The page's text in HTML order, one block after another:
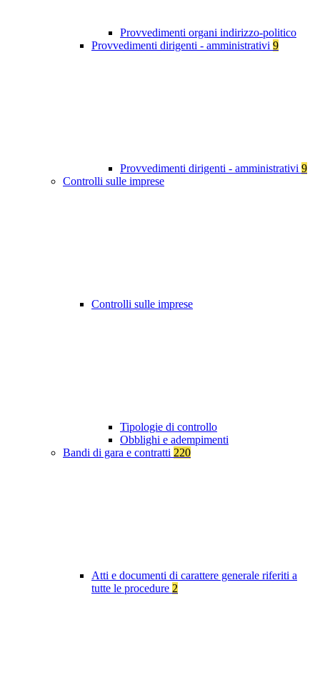
Provvedimenti organi indirizzo-politico
Provvedimenti dirigenti - amministrativi 9
Provvedimenti dirigenti - amministrativi 9
Controlli sulle imprese
Controlli sulle imprese
Tipologie di controllo
Obblighi e adempimenti
Bandi di gara e contratti 220
Atti e documenti di carattere generale riferiti a
tutte le procedure 2